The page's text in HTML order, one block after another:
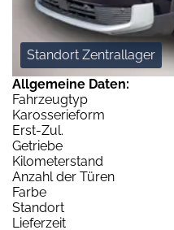
Standort Zentrallager
Allgemeine Daten:
Fahrzeugtyp
Karosserieform
Erst-Zul.
Getriebe
Kilometerstand
Anzahl der Türen
Farbe
Standort
Lieferzeit